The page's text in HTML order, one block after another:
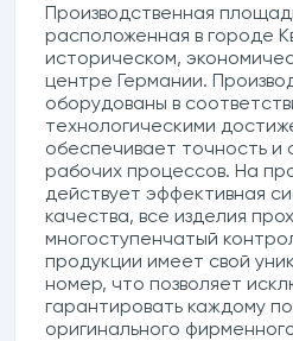
Производственная
расположенная в городе
историческом,
центре Германии.
оборудованы в
технологическими
обеспечивает точность и
рабочих процессов. На
действует эффективная
качества, все изделия
многоступенчатый
продукции имеет свой
номер, что позволяет
гарантировать каждому
оригинального